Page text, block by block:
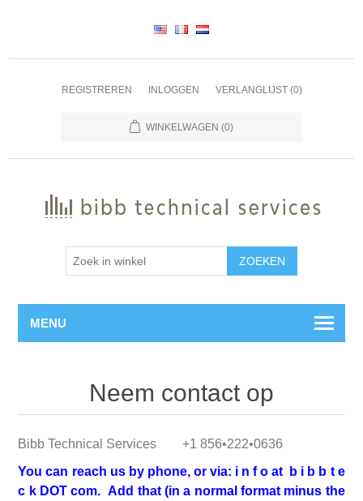
REGISTREREN INLOGGEN VERLANGLIJST (0)
WINKELWAGEN (0)
ZOEKEN
MENU
Neem contact op
Bibb Technical Services +1 856•222•0636
You can reach us by phone, or via: i n f o at b i b b t e
c k DOT com. Add that (in a normal format minus the